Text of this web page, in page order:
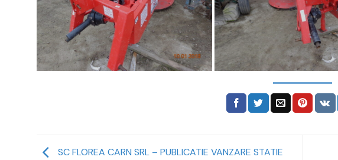
SC FLOREA CARN SRL – PUBLICATIE VANZARE STATIE